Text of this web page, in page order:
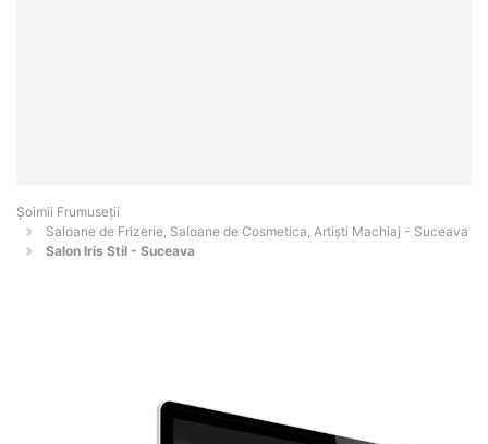
Șoimii Frumuseții
Saloane de Frizerie, Saloane de Cosmetica, Artiști Machiaj - Suceava
Salon Iris Stil - Suceava